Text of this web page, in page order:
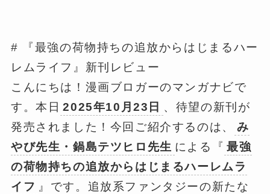
# 『最強の荷物持ちの追放からはじまるハー
レムライフ』新刊レビュー
こんにちは！漫画ブロガーのマンガナビで
す。本日 2025年10月23日 、待望の新刊が
発売されました！今回ご紹介するのは、
み
やび先生・鍋島テツヒロ先生 による『 最強
の荷物持ちの追放からはじまるハーレムラ
イフ 』です。追放系ファンタジーの新たな